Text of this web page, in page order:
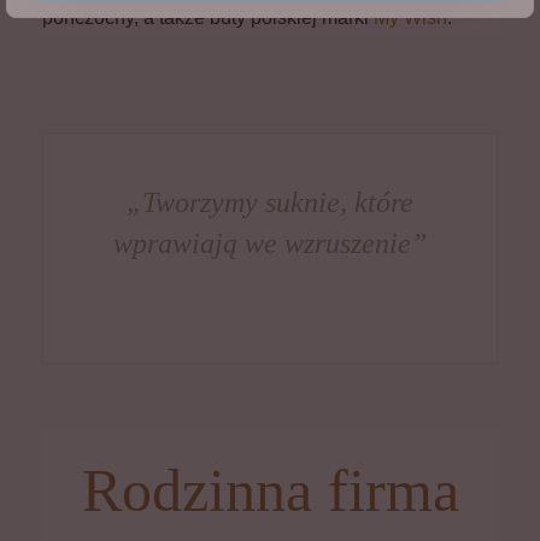
pończochy, a także buty polskiej markiMy Wish.
„Tworzymy suknie, które
wprawiają we wzruszenie”
Rodzinna firma